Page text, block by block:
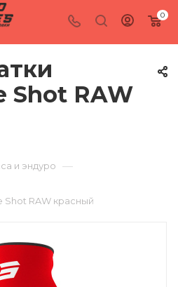
0
Shot RAW
и эндуро —
RAW красный